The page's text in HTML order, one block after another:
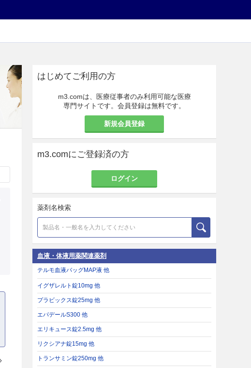
はじめてご利用の方
m3.comは、医療従事者のみ利用可能な医療
専門サイトです。会員登録は無料です。
新規会員登録
m3.comにご登録済の方
ログイン
薬剤名検索
血液・体液用薬関連薬剤
テルモ血液バッグMAP液 他
イグザレルト錠10mg 他
プラビックス錠25mg 他
エパデールS300 他
エリキュース錠2.5mg 他
リクシアナ錠15mg 他
トランサミン錠250mg 他